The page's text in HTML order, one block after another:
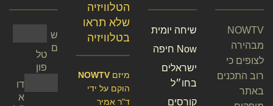
ש
ם
טל
פון
דו
א
הטלוויזיה
שלא תראו
בטלוויזיה
מיזם NOWTV
הוקם על ידי
ד"ר אמיר
שיחה יומית
Now חיפה
ישראלים
בחו״ל
קורסים
NOWTV
מבהירה
לצופים כי
רוב התכנים
באתר